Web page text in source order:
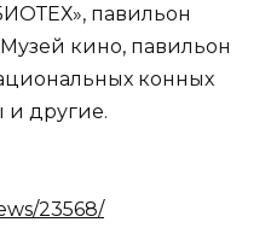
павильон
кино, павильон
конных
и другие.
23568/